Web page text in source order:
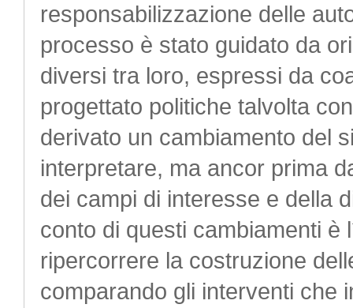
responsabilizzazione delle
processo è stato guidato da
diversi tra loro, espressi da
progettato politiche talvolta
derivato un cambiamento del
interpretare, ma ancor prima
dei campi di interesse e della
conto di questi cambiamenti è
ripercorrere la costruzione
comparando gli interventi che